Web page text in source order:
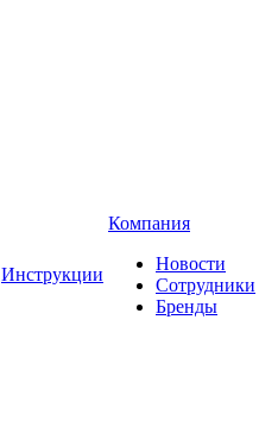
Инструкции
Компания
Новости
Сотрудники
Бренды